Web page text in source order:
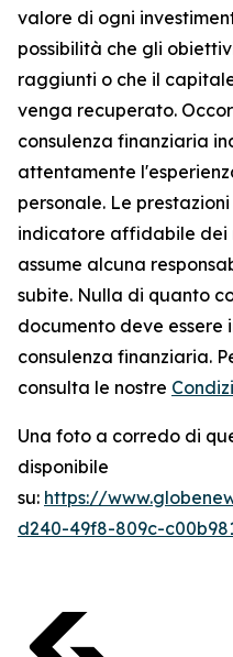
valore di ogni
possibilità che gli
raggiunti o che il
venga recuperato.
consulenza finanziaria
attentamente
personale. Le
indicatore affidabile dei
assume alcuna
subite. Nulla di quanto
documento deve essere
consulenza finanziaria.
consulta le nostre
Una foto a corredo di
disponibile
su: https://
d240-49f8-809c-